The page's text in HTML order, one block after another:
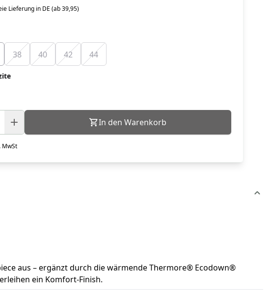
Lieferung in DE (ab 39,95)
38 40 42 44
In den Warenkorb
MwSt
aus – ergänzt durch die wärmende Thermore® Ecodown®
ein Komfort-Finish.